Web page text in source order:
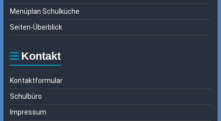
Menüplan Schulküche
Seiten-Überblick
Kontakt
Kontaktformular
Schulbüro
Impressum